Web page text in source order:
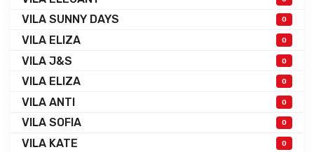
VILA SUNNY DAYS 0
VILA ELIZA 0
VILA J&S 0
VILA ELIZA 0
VILA ANTI 0
VILA SOFIA 0
VILA KATE 0